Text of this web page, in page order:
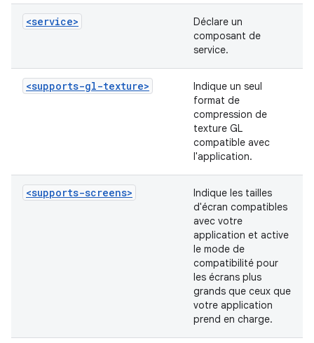
<service>
Déclare un
composant de
service.
<supports-gl-texture>
Indique un seul
format de
compression de
texture GL
compatible avec
l'application.
<supports-screens>
Indique les tailles
d'écran compatibles
avec votre
application et active
le mode de
compatibilité pour
les écrans plus
grands que ceux que
votre application
prend en charge.